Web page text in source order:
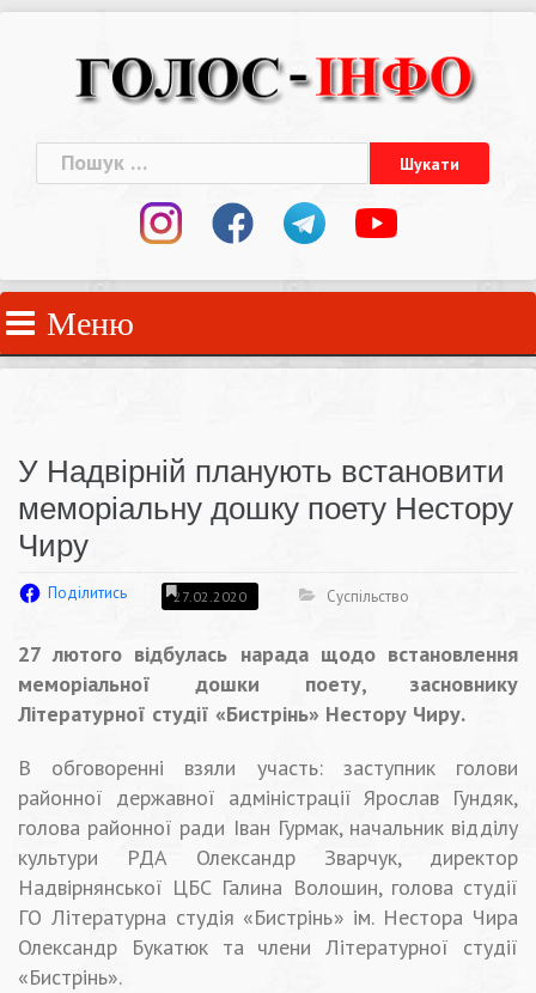
Пошук:
Меню
У Надвірній планують встановити
меморіальну дошку поету Нестору
Чиру
Поділитись 27.02.2020 Суспільство
27 лютого відбулась нарада щодо встановлення
меморіальної дошки поету, засновнику
Літературної студії «Бистрінь» Нестору Чиру.
В обговоренні взяли участь: заступник голови
районної державної адміністрації Ярослав Гундяк,
голова районної ради Іван Гурмак, начальник відділу
культури РДА Олександр Зварчук, директор
Надвірнянської ЦБС Галина Волошин, голова студії
ГО Літературна студія «Бистрінь» ім. Нестора Чира
Олександр Букатюк та члени Літературної студії
«Бистрінь».